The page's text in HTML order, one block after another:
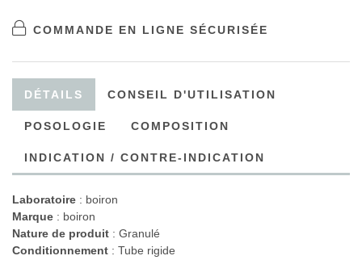
COMMANDE EN LIGNE SÉCURISÉE
DÉTAILS CONSEIL D'UTILISATION
POSOLOGIE COMPOSITION
INDICATION / CONTRE-INDICATION
Laboratoire : boiron
Marque : boiron
Nature de produit : Granulé
Conditionnement : Tube rigide